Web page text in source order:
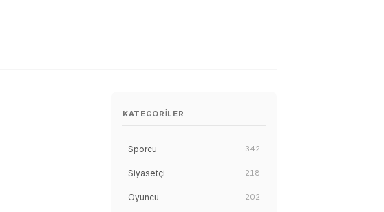
KATEGORILER
Sporcu 342
Siyasetçi 218
Oyuncu 202